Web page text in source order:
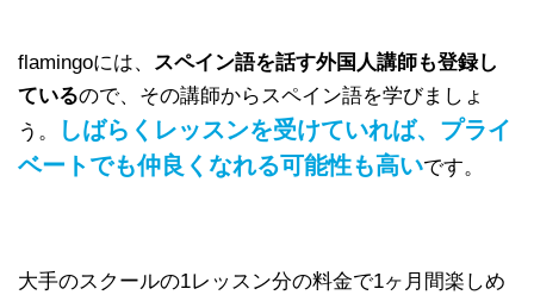
flamingoには、 スペイン語を話す外国人講師も登録し
ているので、その講師からスペイン語を学びましょ
う。
しばらくレッスンを受けていれば、プライ
ベートでも仲良くなれる可能性も高いです。
大手のスクールの1レッスン分の料金で1ヶ月間楽しめ